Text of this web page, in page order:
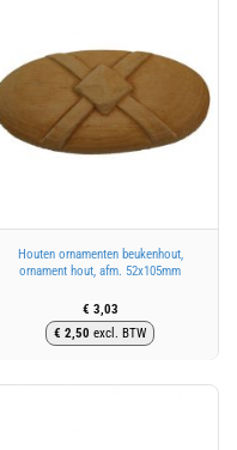
Houten ornamenten beukenhout,
ornament hout, afm. 52x105mm
€ 3,03
€ 2,50 excl. BTW